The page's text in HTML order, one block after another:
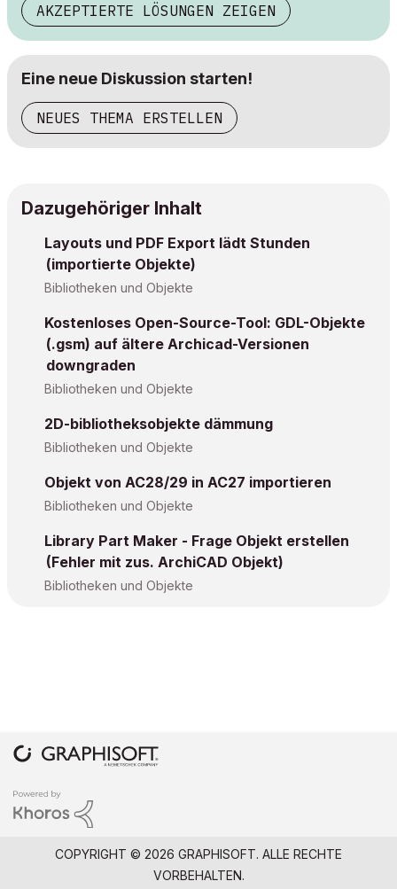
AKZEPTIERTE LÖSUNGEN ZEIGEN
Eine neue Diskussion starten!
NEUES THEMA ERSTELLEN
Dazugehöriger Inhalt
Layouts und PDF Export lädt Stunden
(importierte Objekte)
Bibliotheken und Objekte
Kostenloses Open-Source-Tool: GDL-Objekte
(.gsm) auf ältere Archicad-Versionen
downgraden
Bibliotheken und Objekte
2D-bibliotheksobjekte dämmung
Bibliotheken und Objekte
Objekt von AC28/29 in AC27 importieren
Bibliotheken und Objekte
Library Part Maker - Frage Objekt erstellen
(Fehler mit zus. ArchiCAD Objekt)
Bibliotheken und Objekte
COPYRIGHT © 2026 GRAPHISOFT. ALLE RECHTE
VORBEHALTEN.